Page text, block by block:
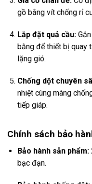
gồ bằng vít chống rỉ
Lắp đặt quả cầu:Gắn
bằng để thiết bị quay
lặng gió.
Chống dột chuyên
nhiệt cùng màng
tiếp giáp.
Chính sách bảo
Bảo hành sản phẩm:
bạc đạn.